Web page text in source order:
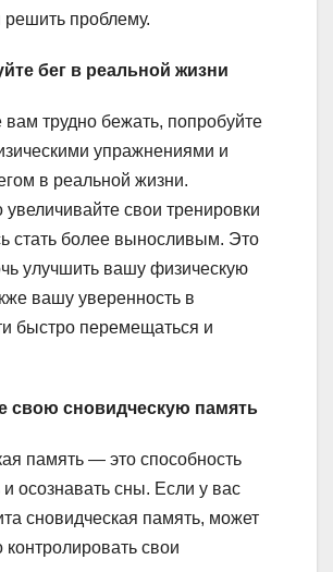
проблему.
бег в реальной жизни
вам трудно бежать, попробуйте
упражнениями и
в реальной жизни.
увеличивайте свои тренировки
стать более выносливым. Это
улучшить вашу физическую
вашу уверенность в
быстро перемещаться и
свою сновидческую память
память — это способность
осознавать сны. Если у вас
сновидческая память, может
контролировать свои